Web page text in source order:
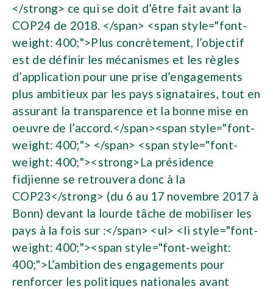
</strong> ce qui se doit d’être fait avant la
COP24 de 2018. </span> <span style="font-
weight: 400;">Plus concrètement, l’objectif
est de définir les mécanismes et les règles
d’application pour une prise d’engagements
plus ambitieux par les pays signataires, tout en
assurant la transparence et la bonne mise en
oeuvre de l’accord.</span><span style="font-
weight: 400;"> </span> <span style="font-
weight: 400;"><strong>La présidence
fidjienne se retrouvera donc à la
COP23</strong> (du 6 au 17 novembre 2017 à
Bonn) devant la lourde tâche de mobiliser les
pays à la fois sur :</span> <ul> <li style="font-
weight: 400;"><span style="font-weight:
400;">L’ambition des engagements pour
renforcer les politiques nationales avant